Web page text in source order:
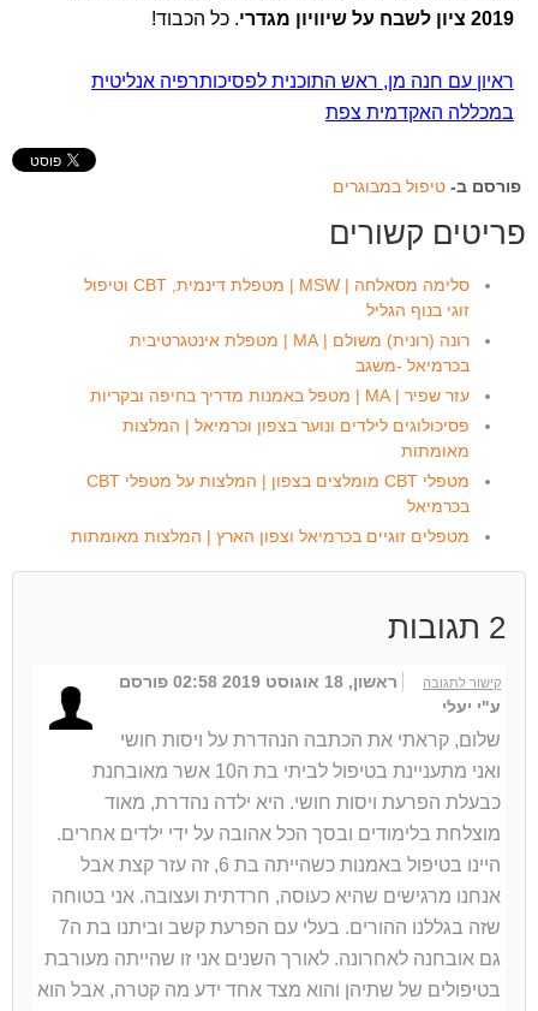
2019 ציון לשבח על שיוויון מגדרי
. כל הכבוד!
ראיון עם חנה מן, ראש התוכנית לפסיכותרפיה אנליטית
במכללה האקדמית צפת
פורסם ב- טיפול במבוגרים
פריטים קשורים
סלימה מסאלחה | MSW | מטפלת דינמית, CBT וטיפול
זוגי בנוף הגליל
רונה (רונית) משולם | MA | מטפלת אינטגרטיבית
בכרמיאל -משגב
עזר שפיר | MA | מטפל באמנות מדריך בחיפה ובקריות
פסיכולוגים לילדים ונוער בצפון וכרמיאל | המלצות
מאומתות
מטפלי CBT מומלצים בצפון | המלצות על מטפלי CBT
בכרמיאל
מטפלים זוגיים בכרמיאל וצפון הארץ | המלצות מאומתות
2 תגובות
קישור לתגובה ראשון, 18 אוגוסט 2019 02:58
פורסם
ע"י יעלי
שלום, קראתי את הכתבה הנהדרת על ויסות חושי
ואני מתעניינת בטיפול לביתי בת ה10 אשר מאובחנת
כבעלת הפרעת ויסות חושי. היא ילדה נהדרת, מאוד
מוצלחת בלימודים ובסך הכל אהובה על ידי ילדים אחרים.
היינו בטיפול באמנות כשהייתה בת 6, זה עזר קצת אבל
אנחנו מרגישים שהיא כעוסה, חרדתית ועצובה. אני בטוחה
שזה בגללנו ההורים. בעלי עם הפרעת קשב וביתנו בת ה7
גם אובחנה לאחרונה. לאורך השנים אני זו שהייתה מעורבת
בטיפולים של שתיהן והוא מצד אחד ידע מה קטרה, אבל הוא